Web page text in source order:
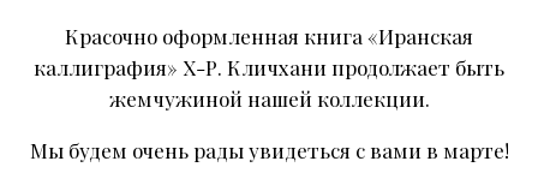
Красочно оформленная книга «Иранская
каллиграфия» Х-Р. Кличхани продолжает быть
жемчужиной нашей коллекции.
Мы будем очень рады увидеться с вами в марте!